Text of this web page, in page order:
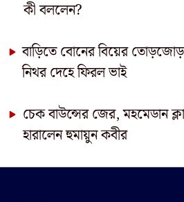
কী বললেন?
বাড়িতে বোনের বিয়ের
নিথর দেহে ফিরল ভাই
চেক বাউন্সের জের, মহমেডান
হারালেন হুমায়ুন কবীর